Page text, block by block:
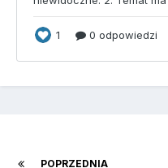
POPRZEDNIA